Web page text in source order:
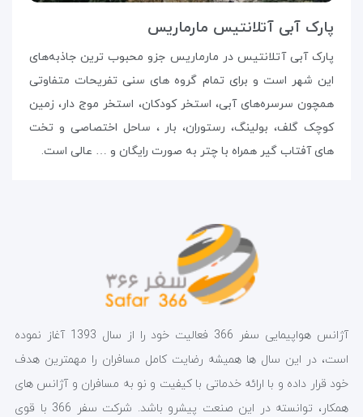
پارک آبی آتلانتیس مارماریس
پارک آبی آتلانتیس در مارماریس جزو محبوب ترین جاذبه‌های
این شهر است و برای تمام گروه‌ های سنی تفریحات متفاوتی
همچون سرسره‌های آبی، استخر کودکان، استخر موج دار، زمین
کوچک گلف، بولینگ، رستوران، بار ، ساحل اختصاصی و تخت‌
های آفتاب گیر همراه با چتر به صورت رایگان و … عالی است.
آژانس هواپیمایی سفر 366 فعالیت خود را از سال 1393 آغاز نموده
است، در این سال ها همیشه رضایت کامل مسافران را مهمترین هدف
خود قرار داده و با ارائه خدماتی با کیفیت و نو به مسافران و آژانس های
همکار، توانسته در این صنعت پیشرو باشد. شرکت سفر 366 با قوی